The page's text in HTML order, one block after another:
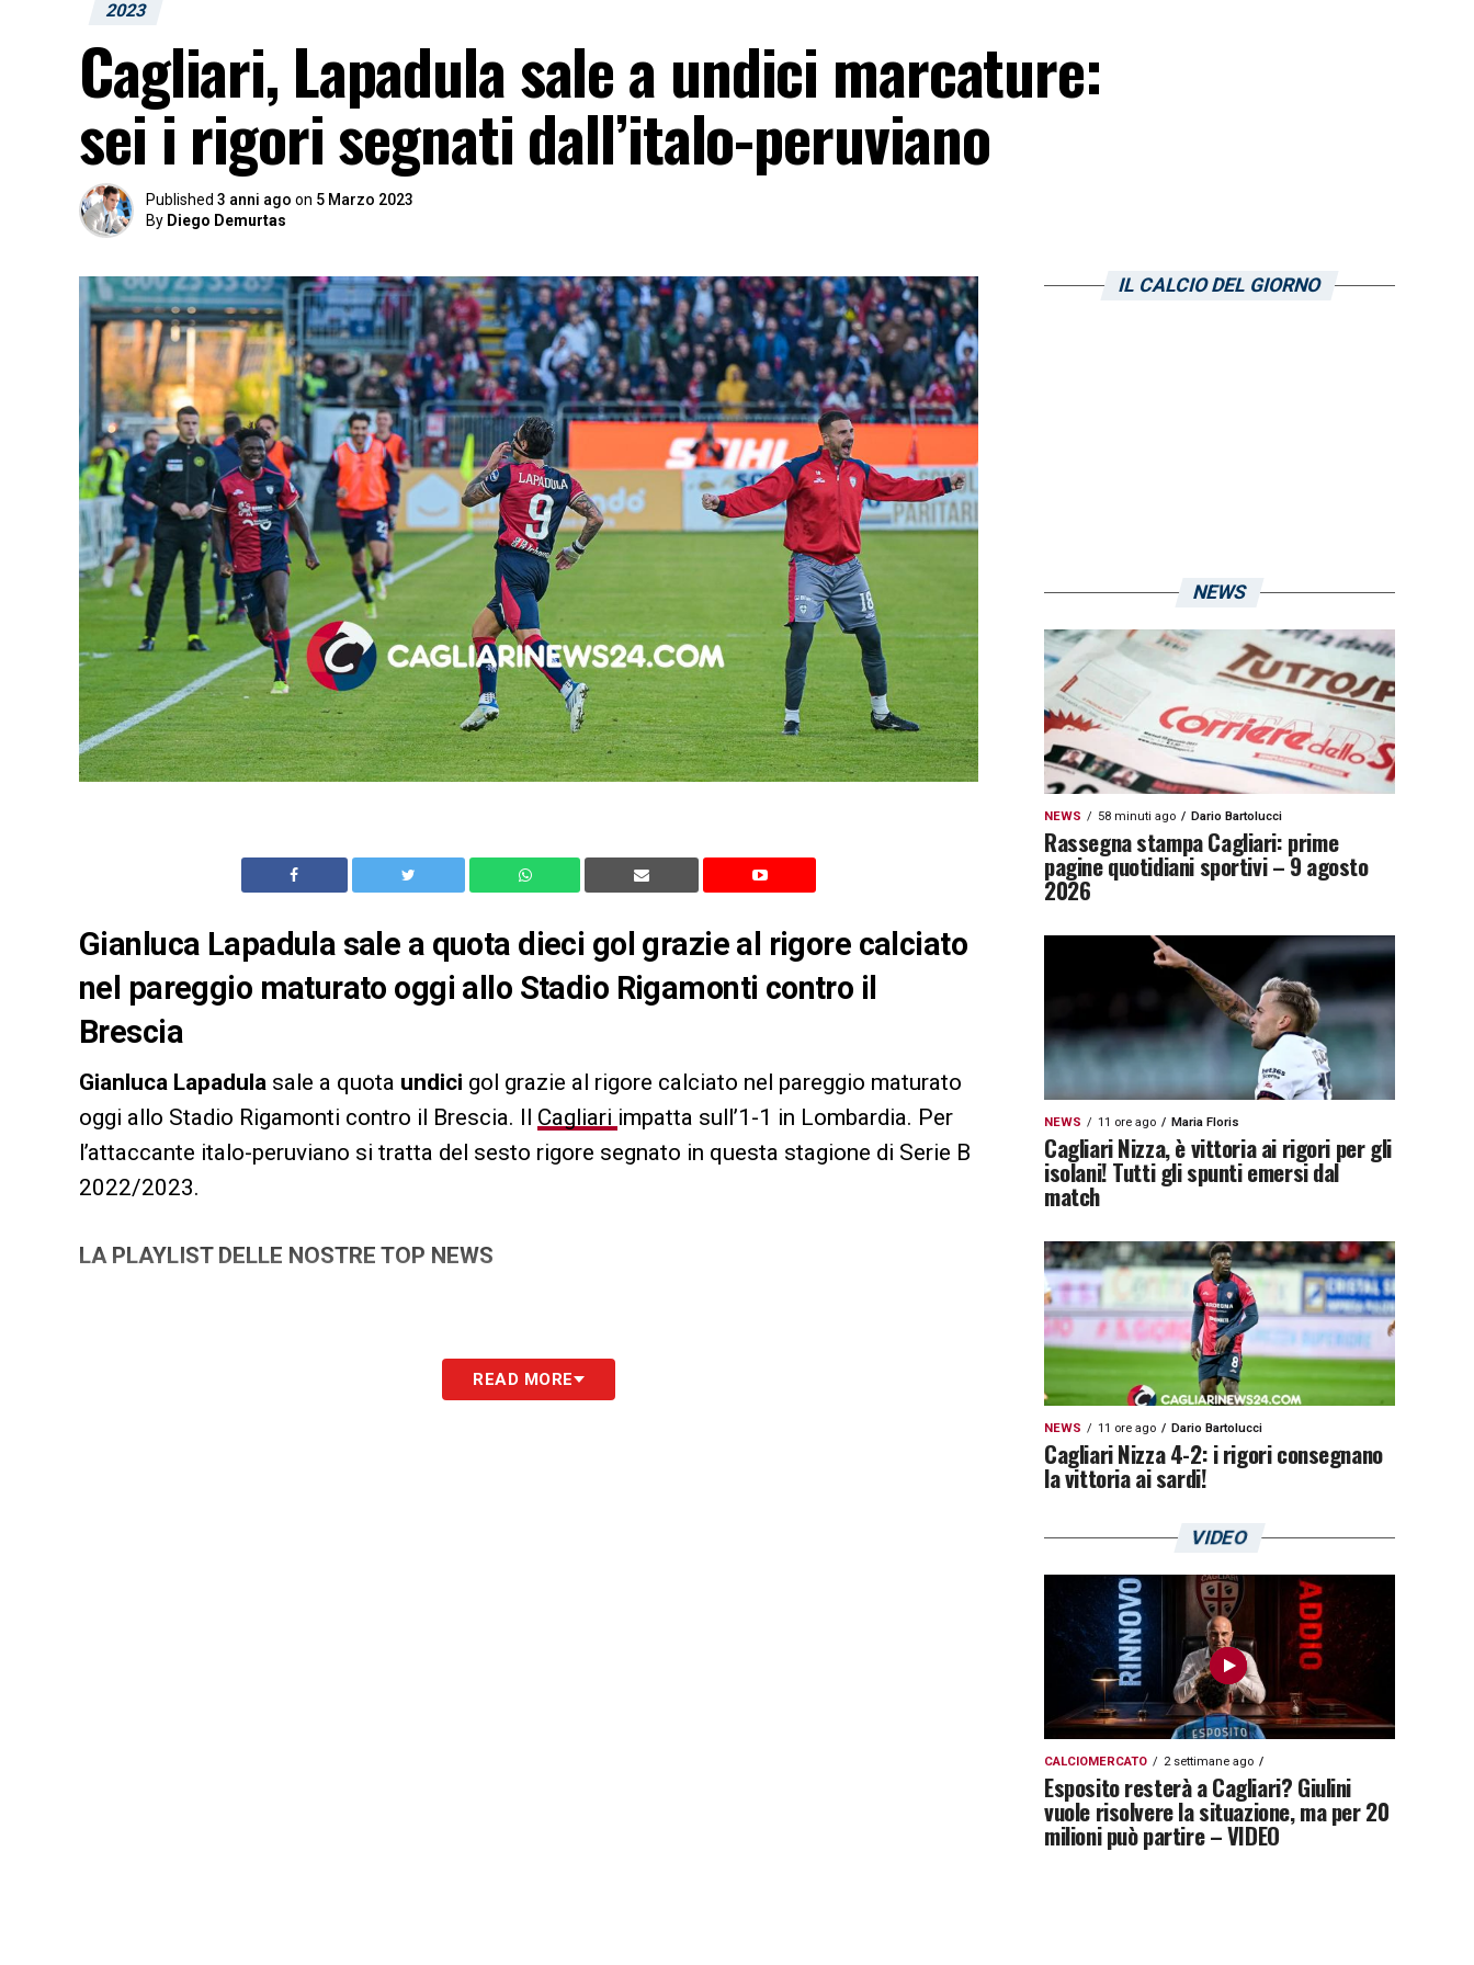
2023
Cagliari, Lapadula sale a undici marcature:
sei i rigori segnati dall’italo-peruviano
Published 3 anni ago on 5 Marzo 2023
By Diego Demurtas
Gianluca Lapadula sale a quota dieci gol grazie al rigore calciato
nel pareggio maturato oggi allo Stadio Rigamonti contro il
Brescia
Gianluca Lapadula sale a quota undici gol grazie al rigore calciato nel pareggio maturato
oggi allo Stadio Rigamonti contro il Brescia. Il Cagliari impatta sull’1-1 in Lombardia. Per
l’attaccante italo-peruviano si tratta del sesto rigore segnato in questa stagione di Serie B
2022/2023.
LA PLAYLIST DELLE NOSTRE TOP NEWS
READ MORE
IL CALCIO DEL GIORNO
NEWS
NEWS 58 minuti ago Dario Bartolucci
Rassegna stampa Cagliari: prime
pagine quotidiani sportivi – 9 agosto
2026
NEWS 11 ore ago Maria Floris
Cagliari Nizza, è vittoria ai rigori per gli
isolani! Tutti gli spunti emersi dal
match
NEWS 11 ore ago Dario Bartolucci
Cagliari Nizza 4-2: i rigori consegnano
la vittoria ai sardi!
VIDEO
CALCIOMERCATO 2 settimane ago
Esposito resterà a Cagliari? Giulini
vuole risolvere la situazione, ma per 20
milioni può partire – VIDEO